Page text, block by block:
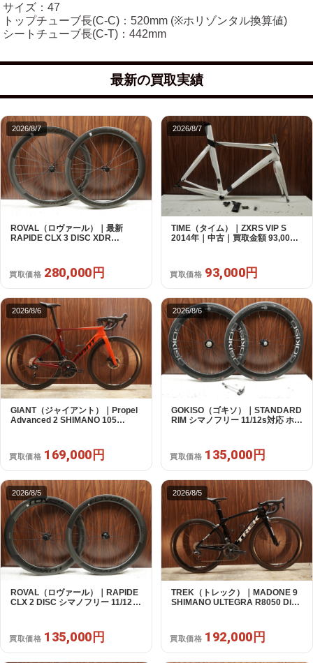
サイズ：47
トップチューブ長(C-C)：520mm (※ホリゾンタル換算値)
シートチューブ長(C-T)：442mm
最新の買取実績
2026/8/7
ROVAL（ロヴァール）｜最新
RAPIDE CLX 3 DISC XDR
買取価格 280,000円
2026/8/7
TIME（タイム）｜ZXRS VIP S
2014年｜中古｜買取金額 93,000
買取価格 93,000円
2026/8/6
GIANT（ジャイアント）｜Propel
Advanced 2 SHIMANO 105
買取価格 169,000円
2026/8/6
GOKISO（ゴキソ）｜STANDARD
RIM シマノフリー 11/12s対応 ホイ
買取価格 135,000円
2026/8/5
ROVAL（ロヴァール）｜RAPIDE
CLX 2 DISC シマノフリー 11/12s
買取価格 135,000円
2026/8/5
TREK（トレック）｜MADONE 9
SHIMANO ULTEGRA R8050 Di2
買取価格 192,000円